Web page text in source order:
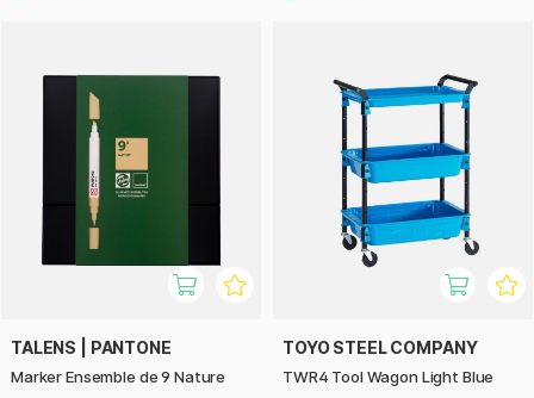
TALENS | PANTONE
Marker Ensemble de 9 Nature
TOYO STEEL COMPANY
TWR4 Tool Wagon Light Blue